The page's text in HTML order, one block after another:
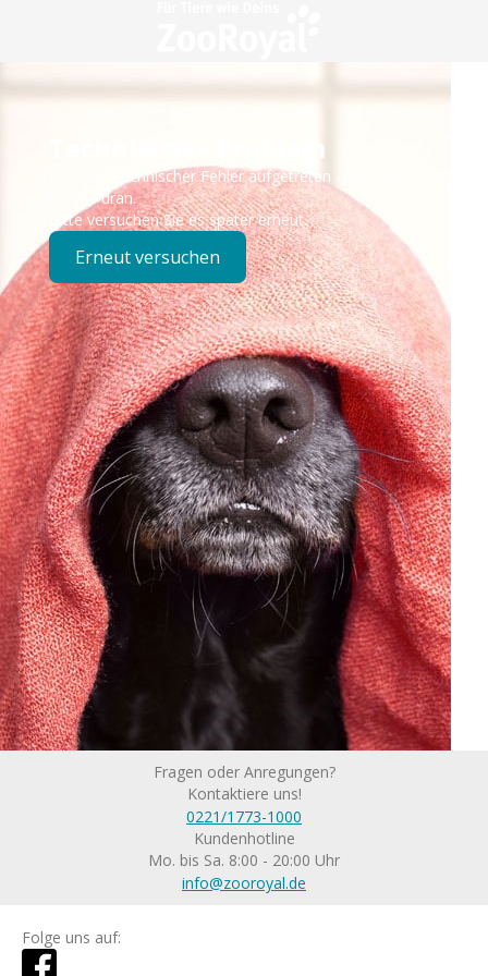
Technisches Problem
Es ist ein technischer Fehler aufgetreten – wir sind
bereits dran.
Bitte versuchen Sie es später erneut.
Erneut versuchen
Fragen oder Anregungen?
Kontaktiere uns!
0221/1773-1000
Kundenhotline
Mo. bis Sa. 8:00 - 20:00 Uhr
info@zooroyal.de
Folge uns auf: